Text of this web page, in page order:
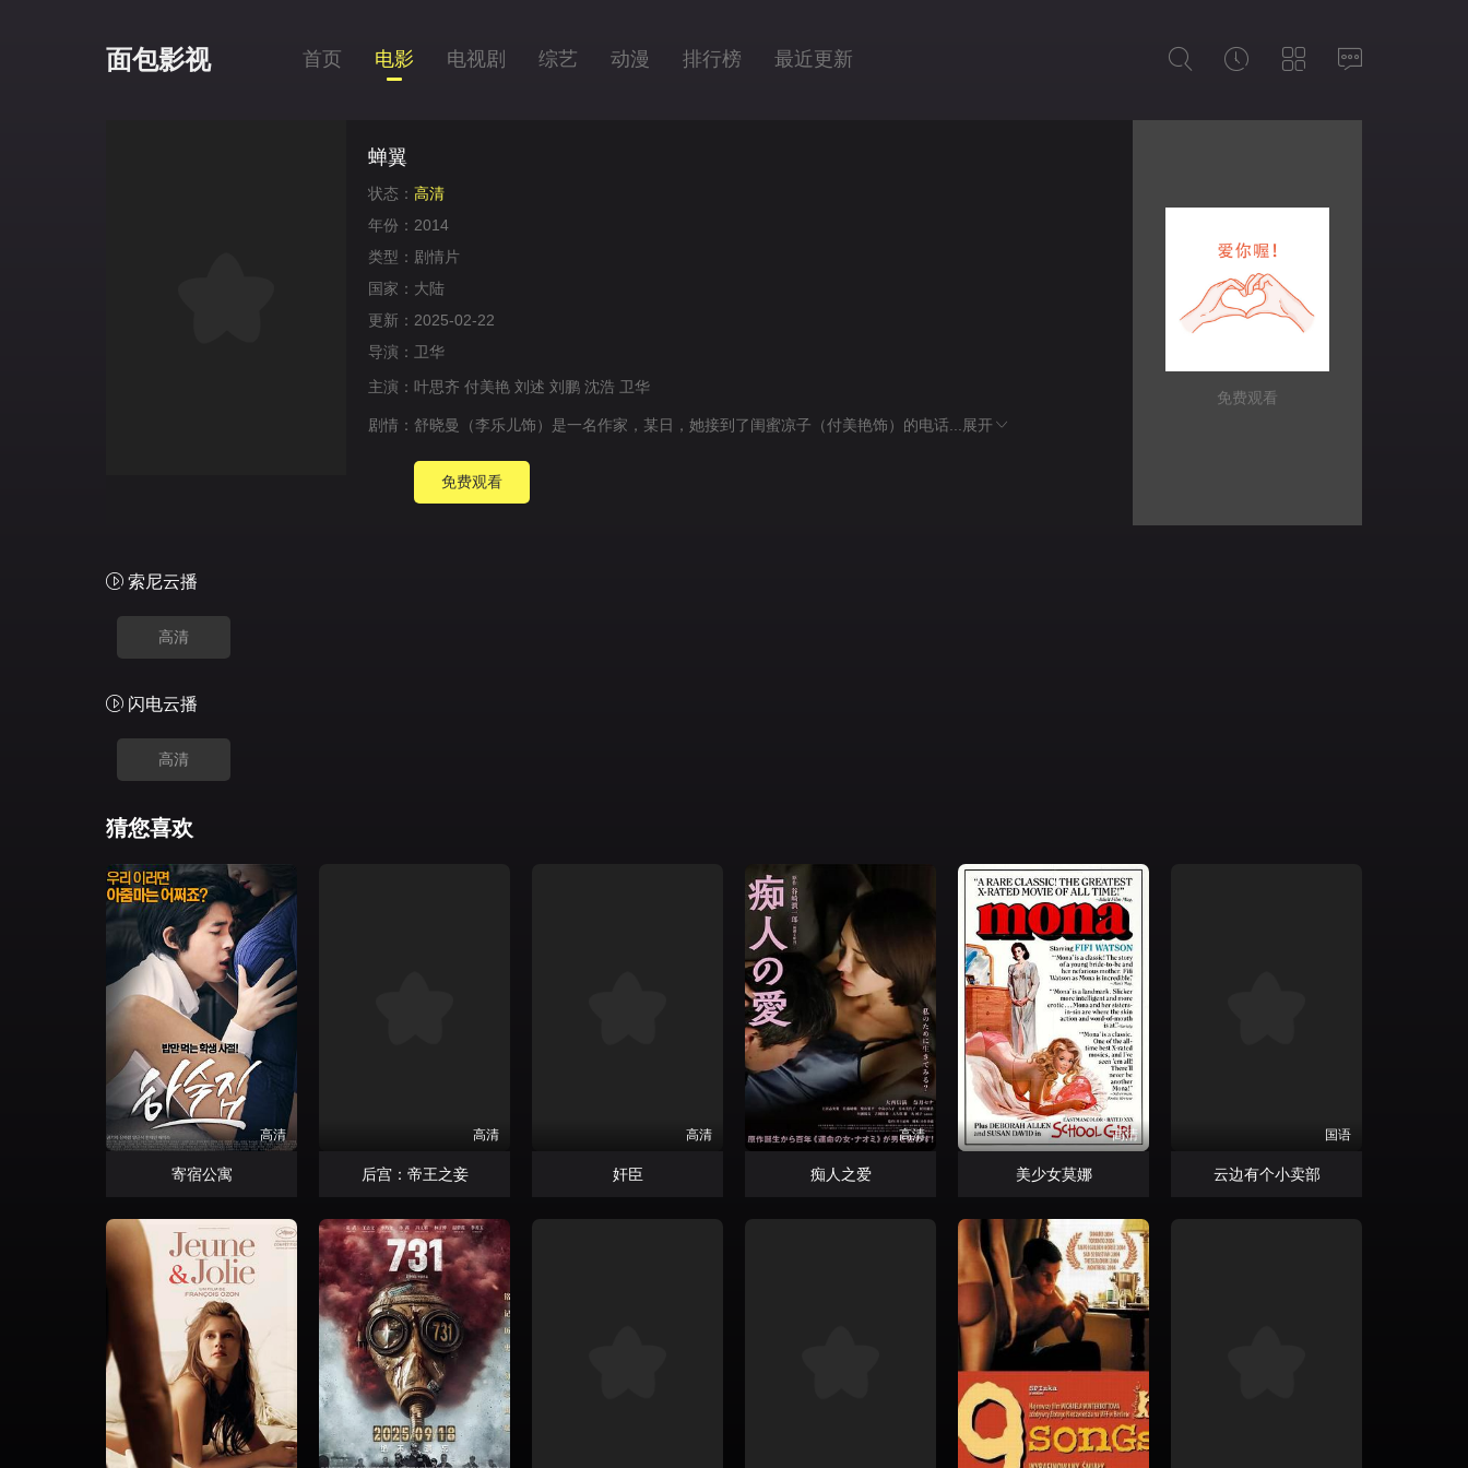
面包影视 首页 电影 电视剧 综艺 动漫 排行榜 最近更新
蝉翼
状态： 高清
年份： 2014
类型： 剧情片
国家： 大陆
更新： 2025-02-22
导演： 卫华
主演： 叶思齐 付美艳 刘述 刘鹏 沈浩 卫华
剧情： 舒晓曼（李乐儿饰）是一名作家，某日，她接到了闺蜜凉子（付美艳饰）的电话... 展开
免费观看
免费观看
索尼云播
高清
闪电云播
高清
猜您喜欢
高清
寄宿公寓
高清
后宫：帝王之妾
高清
奸臣
高清
痴人之爱
高清
美少女莫娜
国语
云边有个小卖部